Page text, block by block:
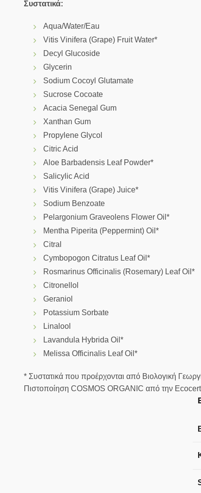
Συστατικά:
Aqua/Water/Eau
Vitis Vinifera (Grape) Fruit Water*
Decyl Glucoside
Glycerin
Sodium Cocoyl Glutamate
Sucrose Cocoate
Acacia Senegal Gum
Xanthan Gum
Propylene Glycol
Citric Acid
Aloe Barbadensis Leaf Powder*
Salicylic Acid
Vitis Vinifera (Grape) Juice*
Sodium Benzoate
Pelargonium Graveolens Flower Oil*
Mentha Piperita (Peppermint) Oil*
Citral
Cymbopogon Citratus Leaf Oil*
Rosmarinus Officinalis (Rosemary) Leaf Oil*
Citronellol
Geraniol
Potassium Sorbate
Linalool
Lavandula Hybrida Oil*
Melissa Officinalis Leaf Oil*
* Συστατικά που προέρχονται από Βιολογική
Πιστοποίηση COSMOS ORGANIC από την